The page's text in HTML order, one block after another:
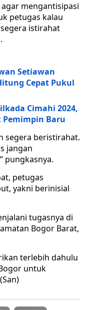
mengantisipasi
petugas kalau
istirahat
Setiawan
Cepat Pukul
Cimahi 2024,
Baru
segera beristirahat.
jangan
pungkasnya.
petugas
yakni berinisial
tugasnya di
Bogor Barat,
terlebih dahulu
untuk